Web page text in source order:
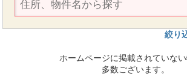
絞り
ホームページに掲載されていな
多数ございます。